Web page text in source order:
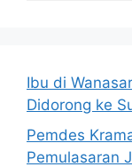
Ibu di
Didorong ke
Pemdes
Pemulasaran